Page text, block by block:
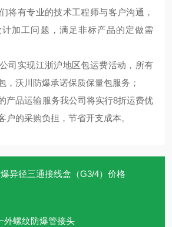
将有专业的技术工程师与客户沟通，
加工问题，满足非标产品的定做需
司实现江浙沪地区包运费活动，所有
，沃川防爆承诺保质保量包服务；
产品运输服务我公司将实行8折运费优
户的采购负担，节省开支成本。
异径三通接线盒（G3/4）价格
外螺纹防爆管接头